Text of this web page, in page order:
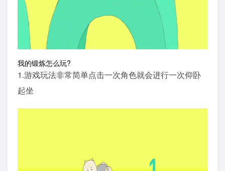
我的锻炼怎么玩?
1.游戏玩法非常简单点击一次角色就会进行一次仰卧
起坐